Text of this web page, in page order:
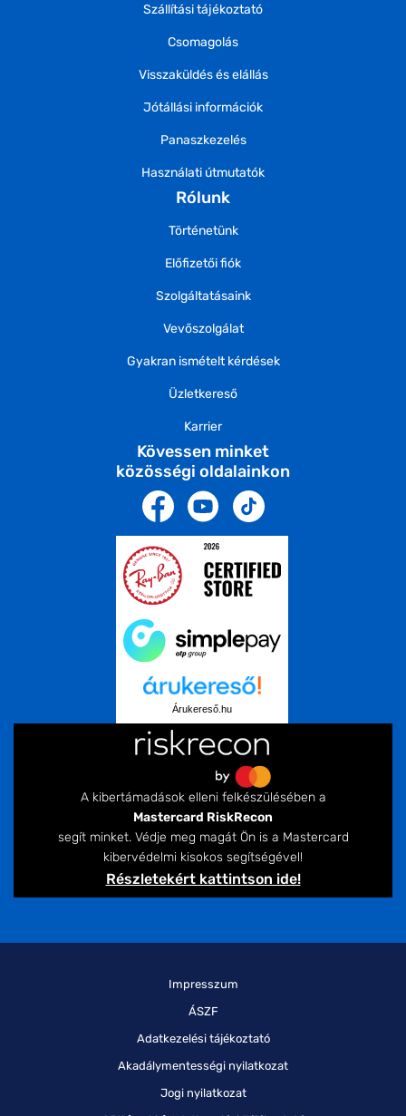
Szállítási tájékoztató
Csomagolás
Visszaküldés és elállás
Jótállási információk
Panaszkezelés
Használati útmutatók
Rólunk
Történetünk
Előfizetői fiók
Szolgáltatásaink
Vevőszolgálat
Gyakran ismételt kérdések
Üzletkereső
Karrier
Kövessen minket
közösségi oldalainkon
Árukereső.hu
A kibertámadások elleni felkészülésében a
Mastercard RiskRecon
segít minket. Védje meg magát Ön is a Mastercard
kibervédelmi kisokos segítségével!
Részletekért kattintson ide!
Impresszum
ÁSZF
Adatkezelési tájékoztató
Akadálymentességi nyilatkozat
Jogi nyilatkozat